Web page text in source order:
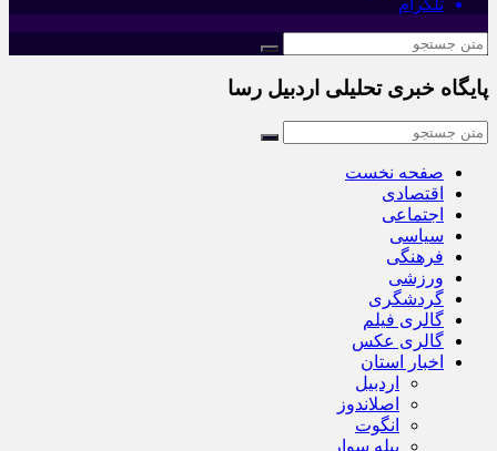
تلگرام
پایگاه خبری تحلیلی اردبیل رسا
صفحه نخست
اقتصادی
اجتماعی
سیاسی
فرهنگی
ورزشی
گردشگری
گالری فیلم
گالری عکس
اخبار استان
اردبیل
اصلاندوز
انگوت
بیله سوار